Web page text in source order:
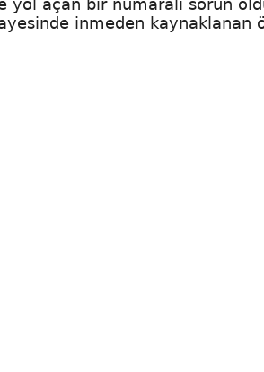
yol açan bir numaralı sorun
inmeden kaynaklanan